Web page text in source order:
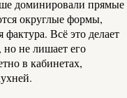
доминировали прямые
округлые формы,
Всё это делает
не лишает его
в кабинетах,